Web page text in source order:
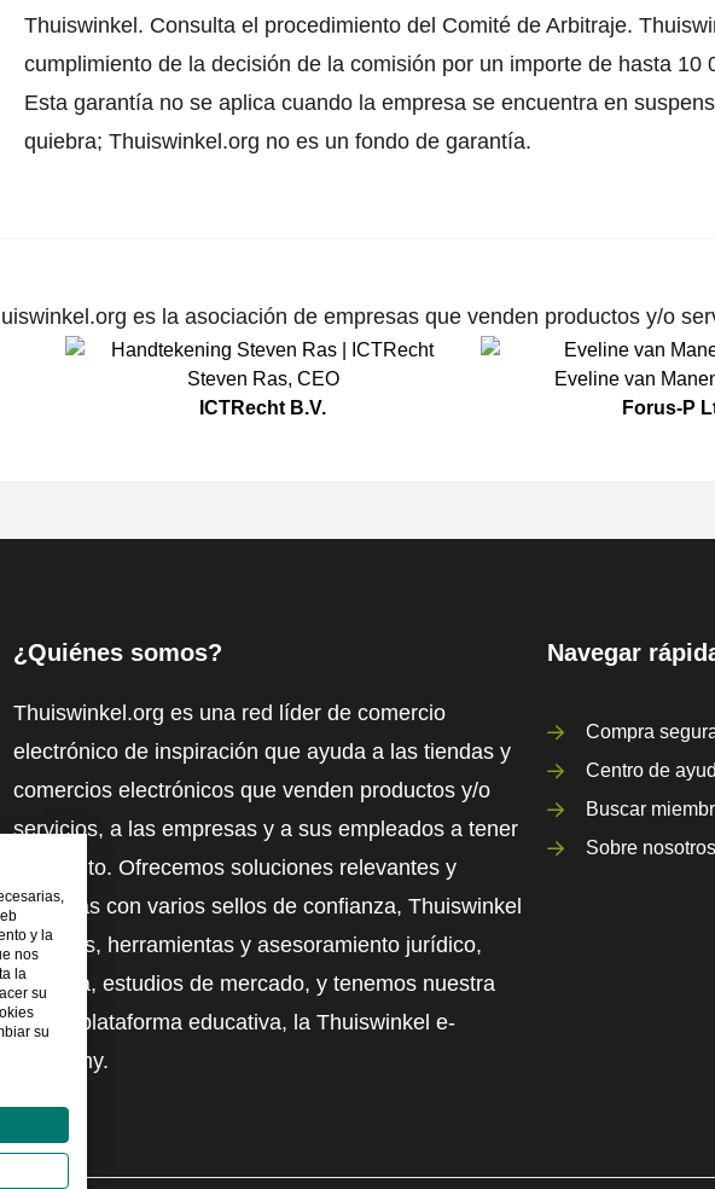
Thuiswinkel. Consulta el procedimiento del Comité de Arbitraje.
cumplimiento de la decisión de la comisión por un importe de hasta 10
Esta garantía no se aplica cuando la empresa se encuentra en
quiebra; Thuiswinkel.org no es un fondo de garantía.
es la asociación de empresas que venden productos y/o
Steven Ras, CEO
ICTRecht B.V.
Eveline van
Forus-P
¿Quiénes somos?
Thuiswinkel.org es una red líder de comercio
electrónico de inspiración que ayuda a las tiendas y
comercios electrónicos que venden productos y/o
servicios, a las empresas y a sus empleados a tener
más éxito. Ofrecemos soluciones relevantes y
prácticas con varios sellos de confianza, Thuiswinkel
Reviews, herramientas y asesoramiento jurídico,
defensa, estudios de mercado, y tenemos nuestra
propia plataforma educativa, la Thuiswinkel e-
Academy.
Navegar
Compra
Centro de
Buscar
Sobre nosotros
y la
nos
la
su
su